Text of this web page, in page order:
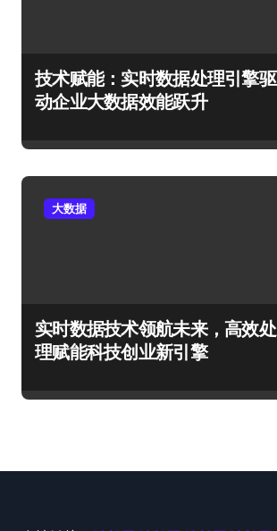
技术赋能：实时数据处理引擎驱
动企业大数据效能跃升
大数据
实时数据技术领航未来，高效处
理赋能科技创业新引擎